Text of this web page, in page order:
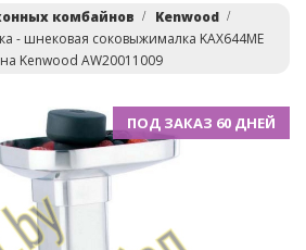
комбайнов
Kenwood
- шнековая соковыжималка KAX644ME
Kenwood AW20011009
ПОД ЗАКАЗ 60 ДНЕЙ